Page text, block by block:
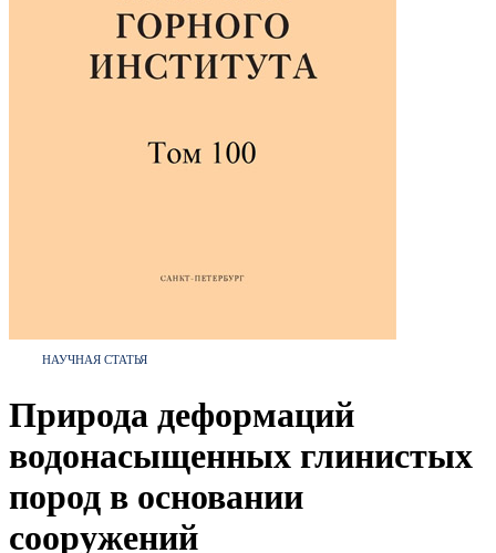
НАУЧНАЯ СТАТЬЯ
Природа деформаций
водонасыщенных глинистых
пород в основании
сооружений